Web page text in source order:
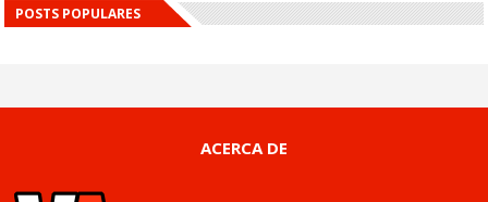
POSTS POPULARES
ACERCA DE